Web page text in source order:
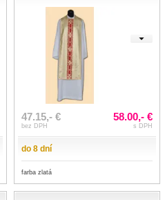
47.15,- €
bez DPH
58.00,- €
s DPH
do 8 dní
farba zlatá